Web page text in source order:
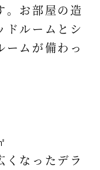
。お部屋の造
ドルームとシ
ームが備わっ
くなったデラ